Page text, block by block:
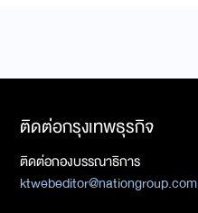
ติดต่อกรุงเทพธุรกิจ
ติดต่อกองบรรณาธิการ
ktwebeditor@nationgroup.com